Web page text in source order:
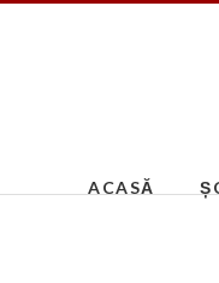
ACASĂ